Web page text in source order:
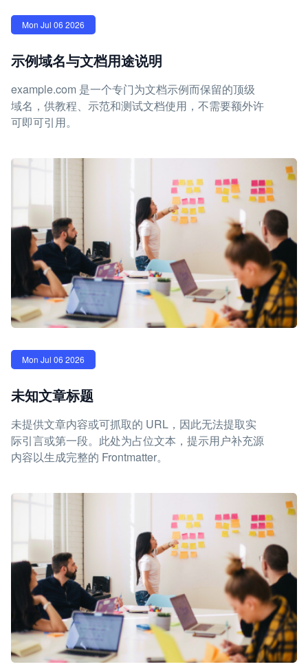
Mon Jul 06 2026
示例域名与文档用途说明
example.com 是一个专门为文档示例而保留的顶级
域名，供教程、示范和测试文档使用，不需要额外许
可即可引用。
Mon Jul 06 2026
未知文章标题
未提供文章内容或可抓取的 URL，因此无法提取实
际引言或第一段。此处为占位文本，提示用户补充源
内容以生成完整的 Frontmatter。